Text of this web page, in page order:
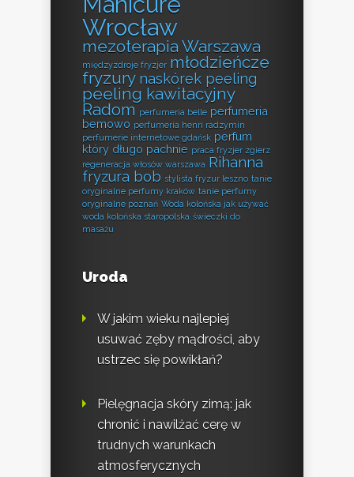
Wrocław
mezoterapia Warszawa
międzyzdroje fryzjer młodzieńcze
fryzury naskórek peeling
peeling kawitacyjny
Radom perfumeria belle perfumeria
bemowo perfumeria henri radzymin
perfumerie internetowe gdańsk perfum
który długo pachnie praca fryzjer zgierz
regeneracja włosów warszawa Rihanna
fryzura bob stylista fryzur leszno tanie
oryginalne perfumy kraków tanie perfumy
oryginalne poznań Woda kolońska jak używać
woda kolońska staropolska świeczki do
masażu
Uroda
W jakim wieku najlepiej
usuwać zęby mądrości, aby
ustrzec się powikłań?
Pielęgnacja skóry zimą: jak
chronić i nawilżać cerę w
trudnych warunkach
atmosferycznych